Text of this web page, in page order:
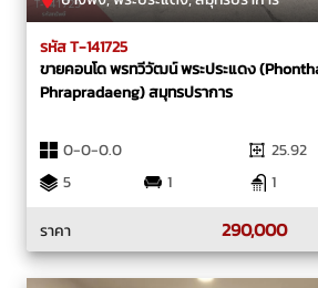
รหัส T-141725
ขายคอนโด พรทวีวัฒน์ พระประแดง
Phrapradaeng) สมุทรปราการ
0-0-0.0
25.92
5
1 1
ราคา
290,000